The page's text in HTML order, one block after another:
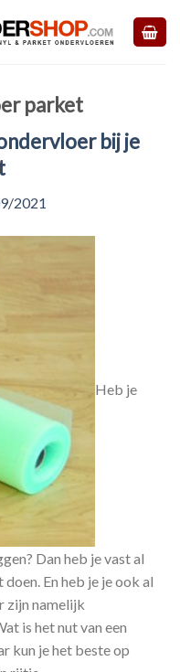
parket
bij je
2021
Heb je
Dan heb je vast al
En heb je je ook al
zijn namelijk
is het nut van een
kun je het beste op